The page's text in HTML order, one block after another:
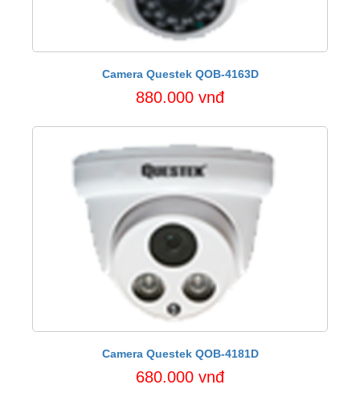
Camera Questek QOB-4163D
880.000 vnđ
Camera Questek QOB-4181D
680.000 vnđ